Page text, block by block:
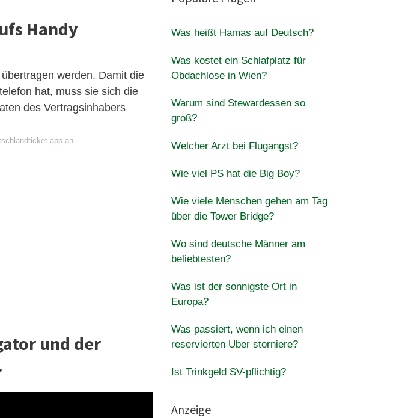
Handy
werden. Damit die
hat, muss sie sich die
des Vertragsinhabers
an
und der
Was heißt Hamas auf Deutsch?
Was kostet ein Schlafplatz für
Obdachlose in Wien?
Warum sind Stewardessen so
groß?
Welcher Arzt bei Flugangst?
Wie viel PS hat die Big Boy?
Wie viele Menschen gehen am Tag
über die Tower Bridge?
Wo sind deutsche Männer am
beliebtesten?
Was ist der sonnigste Ort in
Europa?
Was passiert, wenn ich einen
reservierten Uber storniere?
Ist Trinkgeld SV-pflichtig?
Anzeige